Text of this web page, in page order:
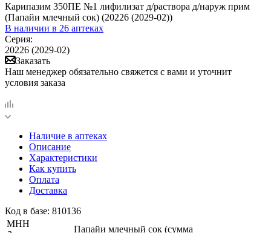
Карипазим 350ПЕ №1 лифилизат д/раствора д/наруж прим
(Папайи млечный сок) (20226 (2029-02))
В наличии в 26 аптеках
Серия:
20226 (2029-02)
Заказать
Наш менеджер обязательно свяжется с вами и уточнит
условия заказа
Наличие в аптеках
Описание
Характеристики
Как купить
Оплата
Доставка
Код в базе: 810136
МНН
Папайи млечный сок (сумма